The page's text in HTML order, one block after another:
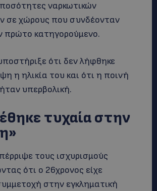
ναρκωτικών
σε χώρους που συνδέονταν
πρώτο κατηγορούμενο.
ότι δεν λήφθηκε
η ηλικία του και ότι η ποινή
υπερβολική.
τυχαία στην
τους ισχυρισμούς
ότι ο 26χρονος είχε
στην εγκληματική